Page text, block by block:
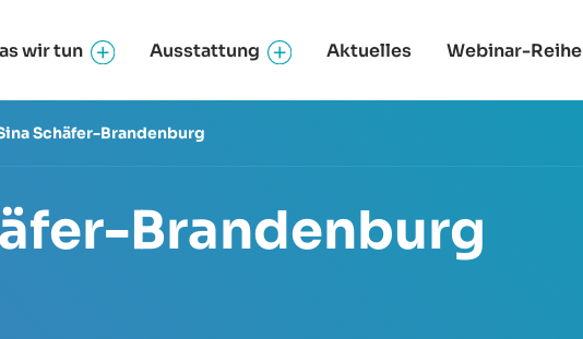
wir tun Ausstattung Aktuelles Webinar-Reihe
Schäfer-Brandenburg
Brandenburg